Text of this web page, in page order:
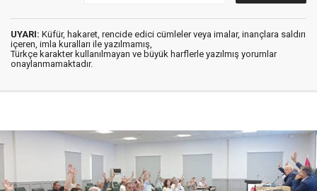
UYARI: Küfür, hakaret, rencide edici cümleler veya imalar, inançlara saldırı
içeren, imla kuralları ile yazılmamış,
Türkçe karakter kullanılmayan ve büyük harflerle yazılmış yorumlar
onaylanmamaktadır.